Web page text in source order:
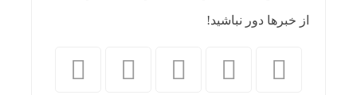
از خبرها دور نباشید!